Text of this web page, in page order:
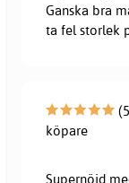
Ganska bra
ta fel storlek
köpare
Supernöjd